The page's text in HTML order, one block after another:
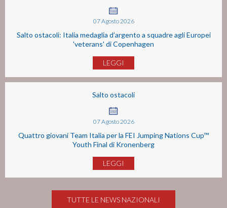
07Agosto2026
Salto ostacoli: Italia medaglia d’argento a squadre agli Europei
'veterans' di Copenhagen
LEGGI
Salto ostacoli
07Agosto 2026
Quattro giovani Team Italia per la FEI Jumping Nations Cup™
Youth Final di Kronenberg
LEGGI
TUTTE LE NEWS NAZIONALI